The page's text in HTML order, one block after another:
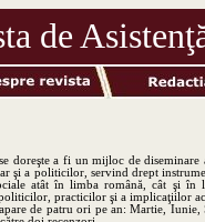
de
doreşte a fi un mijloc de
şi a politicilor, servind drept
atât în limba română, cât şi
practicilor şi a implicaţiilor
de patru ori pe an: Martie,